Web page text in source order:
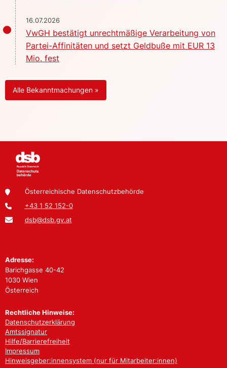
16.07.2026
VwGH bestätigt unrechtmäßige Verarbeitung von
Partei-Affinitäten und setzt Geldbuße mit EUR 13
Mio. fest
Alle Bekanntmachungen »
Österreichische Datenschutzbehörde
+43 1 52 152-0
dsb@dsb.gv.at
Adresse:
Barichgasse 40-42
1030 Wien
Österreich
Rechtliche Hinweise:
Datenschutzerklärung
Amtssignatur
Hilfe/Barrierefreiheit
Impressum
Hinweisgeber:innensystem (nur für Mitarbeiter:innen)